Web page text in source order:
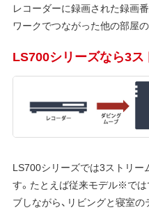
レコーダーに録画された録画
ワークでつながった他の部屋
LS700シリーズなら3
LS700シリーズでは3ストリー
す。たとえば従来モデル※では
ブしながら、リビングと寝室